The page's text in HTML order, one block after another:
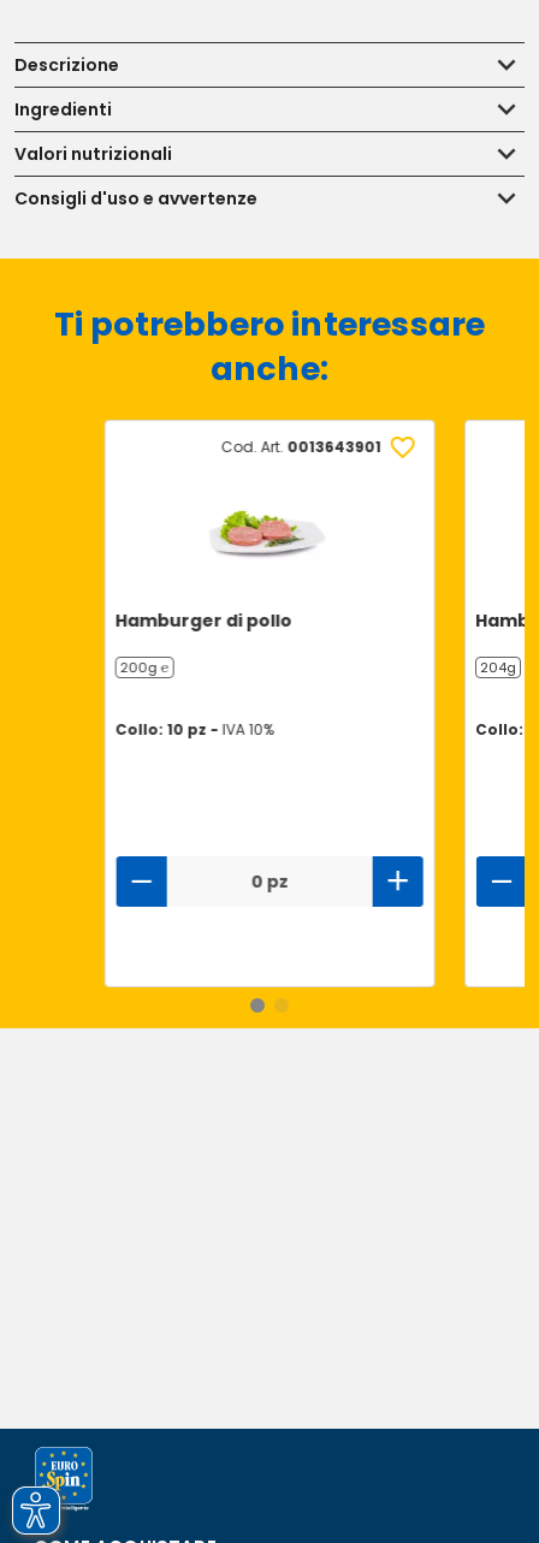
Descrizione
Ingredienti
Valori nutrizionali
Consigli d'uso e avvertenze
Ti potrebbero interessare
anche:
Cod. Art. 0013643901
Hamburger di pollo
200g ℮
Collo: 10 pz - IVA 10%
0 pz
204g
Collo: